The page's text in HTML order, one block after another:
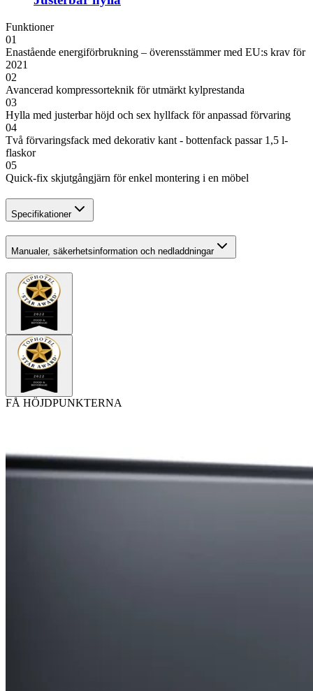
Funktioner
01
Enastående energiförbrukning – överensstämmer med EU:s krav för
2021
02
Avancerad kompressorteknik för utmärkt kylprestanda
03
Hylla med justerbar höjd och sex hyllfack för anpassad förvaring
04
Två förvaringsfack med dekorativ kant - bottenfack passar 1,5 l-
flaskor
05
Quick-fix skjutgångjärn för enkel montering i en möbel
Specifikationer
Manualer, säkerhetsinformation och nedladdningar
FÅ HÖJDPUNKTERNA